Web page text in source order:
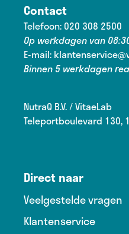
Contact
Telefoon: 020 308 2500
Op werkdagen van
E-mail:
Binnen 5 werkdagen
NutraQ B.V. / VitaeLab
Teleportboulevard 130,
Direct naar
Veelgestelde vragen
Klantenservice